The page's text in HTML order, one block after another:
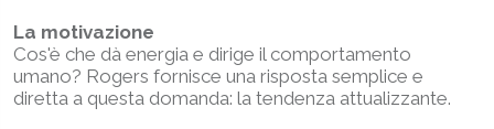
La motivazione
Cos'è che dà energia e dirige il comportamento
umano? Rogers fornisce una risposta semplice e
diretta a questa domanda: la tendenza attualizzante.